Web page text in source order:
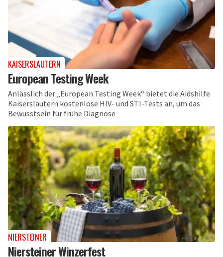
KAISERSLAUTERN
European Testing Week
Anlässlich der „European Testing Week“ bietet die Aidshilfe
Kaiserslautern kostenlose HIV- und STI-Tests an, um das
Bewusstsein für frühe Diagnose
NIERSTEINER
Niersteiner Winzerfest